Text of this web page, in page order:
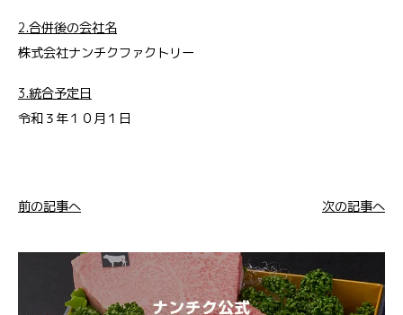
2.合併後の会社名
株式会社ナンチクファクトリー
3.統合予定日
令和３年１０月１日
前の記事へ 次の記事へ